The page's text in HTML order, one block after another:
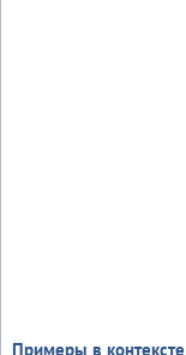
Примеры в контексте